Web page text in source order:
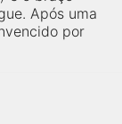
Após uma
por